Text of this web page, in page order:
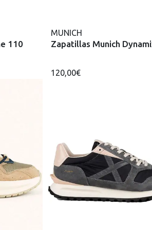
110
MUNICH
Zapatillas Munich
120,00€